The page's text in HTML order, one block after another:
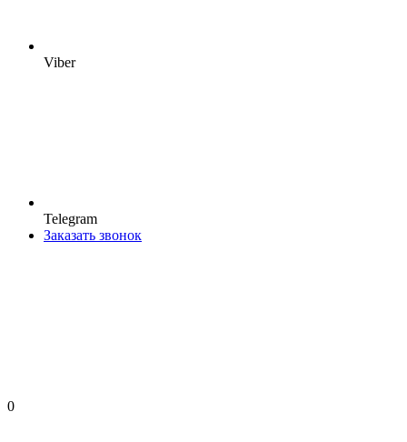
Viber
Telegram
Заказать звонок
0